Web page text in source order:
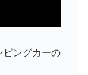
ピングカーの